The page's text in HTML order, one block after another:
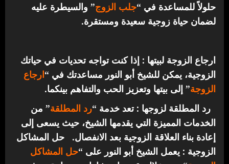
حلولاً للمساعدة في “جلب الزوج” والسيطرة عليه
لضمان حياة زوجية سعيدة ومستقرة.
ارجاع الزوجة لبيتها : إذا كنت تواجه تحديات في حياتك
الزوجية، يمكن للشيخ أبو النور مساعدتك في “ارجاع
الزوجة” إلى بيتها وتعزيز الحب والتفاهم بينكما.
رد المطلقة لزوجها : تعد خدمة “رد المطلقة” من
الخدمات المميزة التي يقدمها الشيخ، حيث يسعى إلى
إعادة بناء العلاقة الزوجية بعد الانفصال.
حل المشاكل
الزوجية : يعمل الشيخ أبو النور على “حل المشاكل